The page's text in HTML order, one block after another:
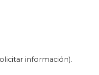
guiado en español.
información).